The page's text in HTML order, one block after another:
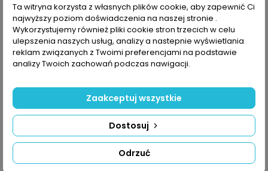
OPIS SZCZEGÓŁY PRODUKTU
W tym numerze, oprócz wzorów serwetek pyszniących się
łukowymi, pikotkowymi lub pęczkowymi brzegami, ułożonych z
bieżniki, duży obrus na okrągły stół, ale także wykonaną wzorem
siatki, ozdobną i pomysłową firankę do pokoju dziecka.
Przygotuj wazon na delikatnie różowe, nigdy niewiędnące
goździki, i kup ręczniki, najlepiej w śmiałym kolorze, które
ozdobisz efektownym obrąbkiem.
KOMENTARZE (0) Oceń
Ta witryna korzysta z własnych plików cookie, aby zapewnić Ci
najwyższy poziom doświadczenia na naszej stronie .
Wykorzystujemy również pliki cookie stron trzecich w celu
ulepszenia naszych usług, analizy a nastepnie wyświetlania
reklam związanych z Twoimi preferencjami na podstawie
analizy Twoich zachowań podczas nawigacji.
Odrzuć
Dostosuj
Zaakceptuj wszystkie